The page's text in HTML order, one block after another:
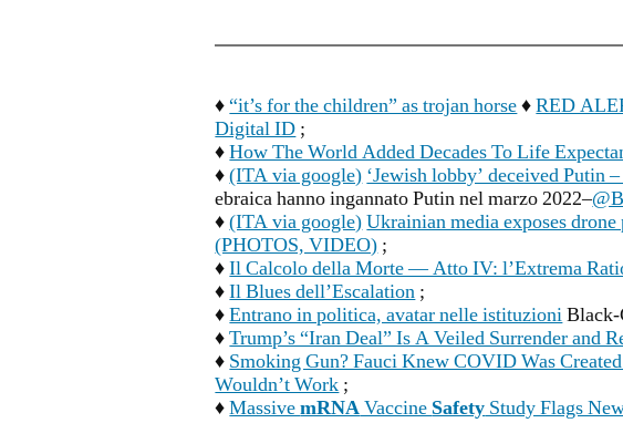
♦“it’s for the children” as trojan horse♦RED
Digital ID ;
♦How The World Added Decades To Life
♦(ITA via google) ‘Jewish lobby’ deceived Putin
ebraica hanno ingannato Putin nel marzo 2022–
♦(ITA via google)Ukrainian media exposes
(PHOTOS, VIDEO) ;
♦Il Calcolo della Morte — Atto IV: l’Extrema
♦Il Blues dell’Escalation ;
♦Entrano in politica, avatar nelle istituzioni
♦Trump’s “Iran Deal” Is A Veiled Surrender and
♦ Smoking Gun? Fauci Knew COVID Was
Wouldn’t Work ;
♦MassivemRNAVaccine Safety Study Flags